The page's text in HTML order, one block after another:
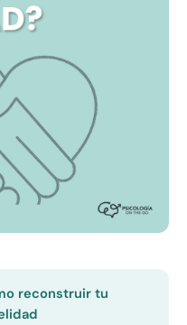
reconstruir tu